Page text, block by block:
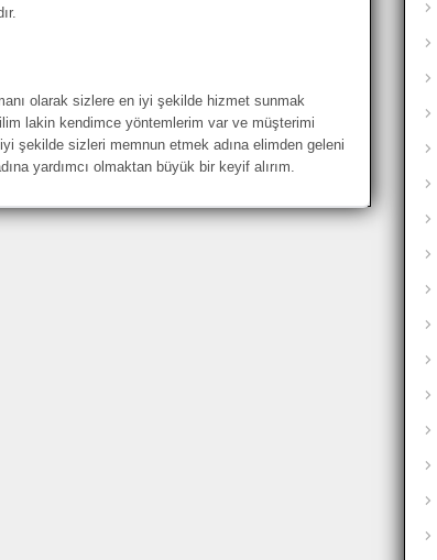
olarak sizlere en iyi şekilde hizmet sunmak
lakin kendimce yöntemlerim var ve müşterimi
şekilde sizleri memnun etmek adına elimden geleni
yardımcı olmaktan büyük bir keyif alırım.